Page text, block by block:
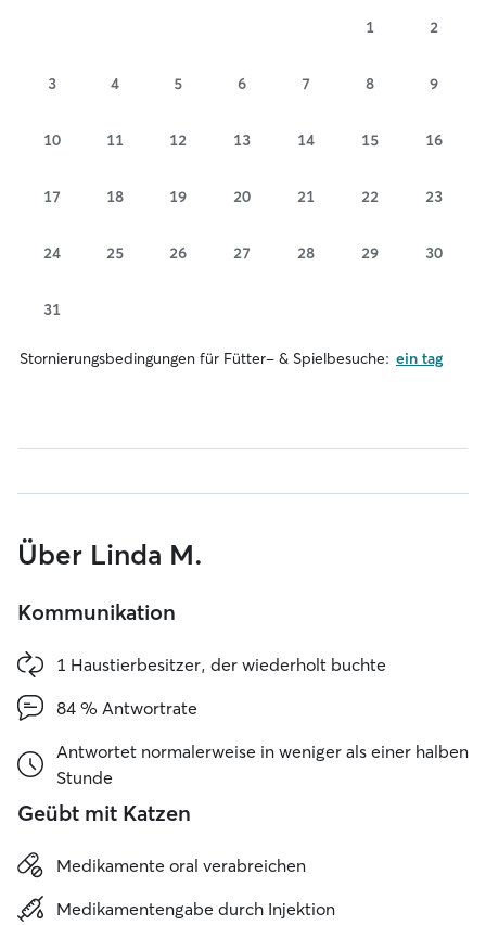
1 2
3 4 5 6 7 8 9
10 11 12 13 14 15 16
17 18 19 20 21 22 23
24 25 26 27 28 29 30
31
Stornierungsbedingungen für Fütter- & Spielbesuche: ein tag
Über Linda M.
Kommunikation
1 Haustierbesitzer, der wiederholt buchte
84 % Antwortrate
Antwortet normalerweise in weniger als einer halben
Stunde
Geübt mit Katzen
Medikamente oral verabreichen
Medikamentengabe durch Injektion